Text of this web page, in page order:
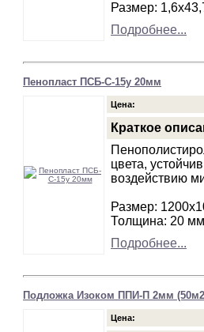
Размер:
Подробнее...
Пенопласт ПСБ-С-15у 20мм
Цена:
Краткое
цвета,
воздействию
Размер:
Толщина: 20 мм
Подробнее...
Подложка Изоком ППИ-П 2мм
Цена: